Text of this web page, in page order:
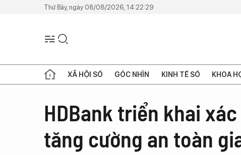
Thứ Bảy, ngày 08/08/2026, 14:22:29
XÃ HỘI SỐ GÓC NHÌN KINH TẾ SỐ KHOA
HDBank triển khai
tăng cường an toàn